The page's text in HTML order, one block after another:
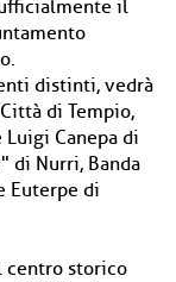
il
distinti, vedrà
di Tempio,
Luigi Canepa di
di Nurri, Banda
Euterpe di
centro storico